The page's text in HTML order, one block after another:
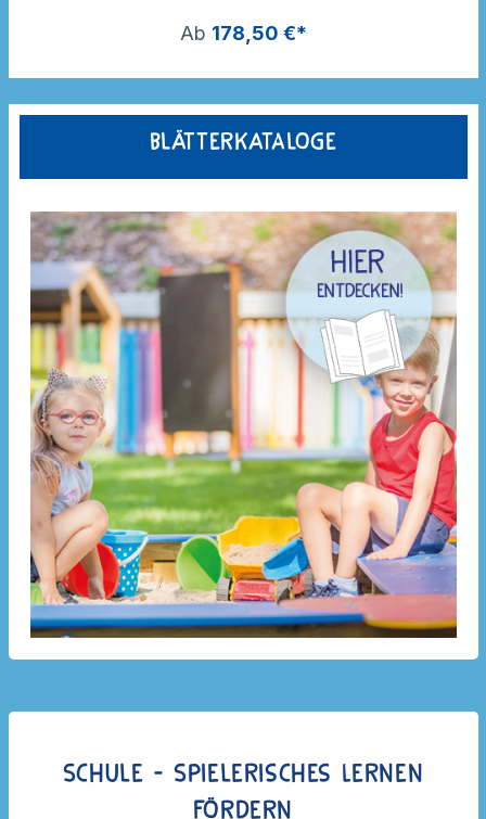
Ab 178,50 €*
Blätterkataloge
Schule - Spielerisches Lernen
fördern